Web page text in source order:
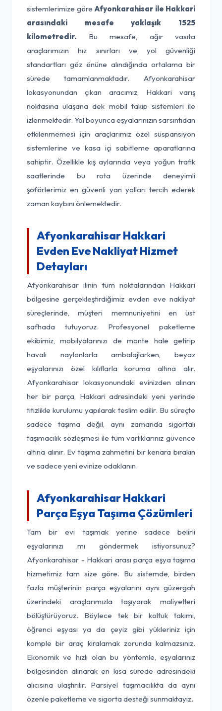
sistemlerimize göre Afyonkarahisar ile Hakkari
arasındaki mesafe yaklaşık 1525
kilometredir. Bu mesafe, ağır vasıta
araçlarımızın hız sınırları ve yol güvenliği
standartları göz önüne alındığında ortalama bir
sürede tamamlanmaktadır. Afyonkarahisar
lokasyonundan çıkan aracımız, Hakkari varış
noktasına ulaşana dek mobil takip sistemleri ile
izlenmektedir. Yol boyunca eşyalarınızın sarsıntıdan
etkilenmemesi için araçlarımız özel süspansiyon
sistemlerine ve kasa içi sabitleme aparatlarına
sahiptir. Özellikle kış aylarında veya yoğun trafik
saatlerinde bu rota üzerinde deneyimli
şoförlerimiz en güvenli yan yolları tercih ederek
zaman kaybını önlemektedir.
Afyonkarahisar Hakkari
Evden Eve Nakliyat Hizmet
Detayları
Afyonkarahisar ilinin tüm noktalarından Hakkari
bölgesine gerçekleştirdiğimiz evden eve nakliyat
süreçlerinde, müşteri memnuniyetini en üst
safhada tutuyoruz. Profesyonel paketleme
ekibimiz, mobilyalarınızı de monte hale getirip
havalı naylonlarla ambalajlarken, beyaz
eşyalarınızı özel kılıflarla koruma altına alır.
Afyonkarahisar lokasyonundaki evinizden alınan
her bir parça, Hakkari adresindeki yeni yerinde
titizlikle kurulumu yapılarak teslim edilir. Bu süreçte
sadece taşıma değil, aynı zamanda sigortalı
taşımacılık sözleşmesi ile tüm varlıklarınız güvence
altına alınır. Ev taşıma zahmetini bir kenara bırakın
ve sadece yeni evinize odaklanın.
Afyonkarahisar Hakkari
Parça Eşya Taşıma Çözümleri
Tam bir evi taşımak yerine sadece belirli
eşyalarınızı mı göndermek istiyorsunuz?
Afyonkarahisar - Hakkari arası parça eşya taşıma
hizmetimiz tam size göre. Bu sistemde, birden
fazla müşterinin parça eşyalarını aynı güzergah
üzerindeki araçlarımızla taşıyarak maliyetleri
bölüştürüyoruz. Böylece tek bir koltuk takımı,
öğrenci eşyası ya da çeyiz gibi yükleriniz için
komple bir araç kiralamak zorunda kalmazsınız.
Ekonomik ve hızlı olan bu yöntemle, eşyalarınız
bölgesinden alınarak en kısa sürede adresindeki
alıcısına ulaştırılır. Parsiyel taşımacılıkta da aynı
özenle paketleme ve sigorta desteği sunmaktayız.